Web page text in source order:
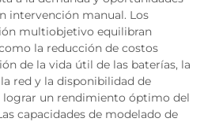
intervención manual. Los
multiobjetivo equilibran
la reducción de costos
de la vida útil de las baterías, la
red y la disponibilidad de
lograr un rendimiento óptimo del
capacidades de modelado de